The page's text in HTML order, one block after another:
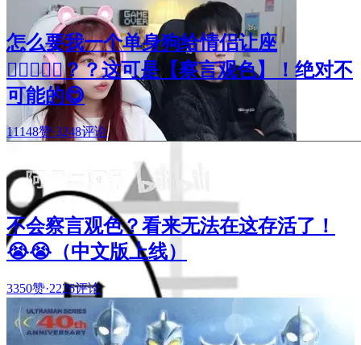
怎么要我一个单身狗给情侣让座
🧑🏻‍❤️‍👩🏻？？这可是【察言观色】！绝对不
可能的😋
11148赞·3248评论
不会察言观色？看来无法在这存活了！
😭😭（中文版上线）
3350赞·2226评论